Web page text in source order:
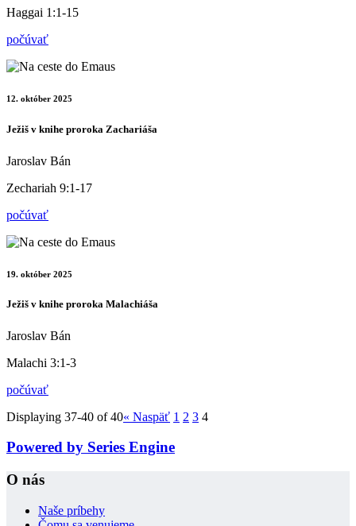
Haggai 1:1-15
počúvať
12. október 2025
Ježiš v knihe proroka Zachariáša
Jaroslav Bán
Zechariah 9:1-17
počúvať
19. október 2025
Ježiš v knihe proroka Malachiáša
Jaroslav Bán
Malachi 3:1-3
počúvať
Displaying 37-40 of 40« Naspäť 1 2 3 4
Powered by Series Engine
O nás
Naše príbehy